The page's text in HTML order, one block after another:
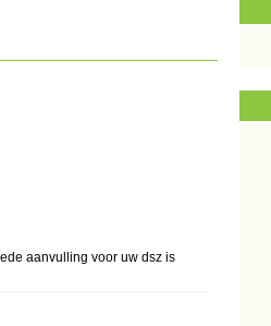
aanvulling voor uw dsz is